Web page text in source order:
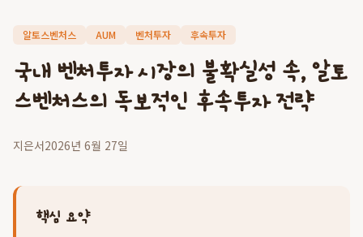
알토스벤처스 AUM 벤처투자 후속투자
국내 벤처투자 시장의 불확실성 속, 알토
스벤처스의 독보적인 후속투자 전략
지은서2026년 6월 27일
핵심 요약